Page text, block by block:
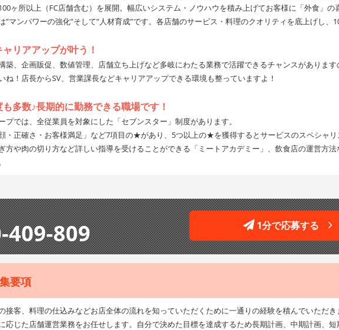
ヶ所以上（FC店舗含む）を展開。幅広いシステム・ノウハウを積み上げてお客様に「外食」
”マンパワーの強化”そして”人材育成”です。各店舗のサービス・料理のクオリティを底上げし、
リアアップが叶う！
築、企画販促、数値管理、店舗立ち上げなど多岐にわたる業務で活躍できるチャンスがありま
ね！店長からSV、営業課長などキャリアアップできる環境も整っていますよ！
多数♪長期的に勤務できる職場です！
プでは、全従業員を対象にした「セブンスター」制度があります。
・正確さ・お客様満足」など7項目の★があり、5つ以上の★を獲得するとサービスのスペシャリ
方や肉の切り方など詳しい指導を受けることができる「ミートアカデミー」、飲食店の運営方
409-809 1分で応募する
要項
接客、料理の仕込みなどお店全体の流れを知っていただくために一通りの経験を積んでいただ
応じた店舗運営業務をお任せします。自分で決めた目標を達成するため長期計画、中期計画、